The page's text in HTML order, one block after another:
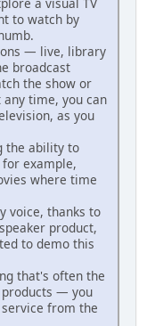
a visual TV
to watch by
— live, library
broadcast
the show or
time, you can
as you
the ability to
example,
where time
voice, thanks to
product,
to demo this
that's often the
— you
from the